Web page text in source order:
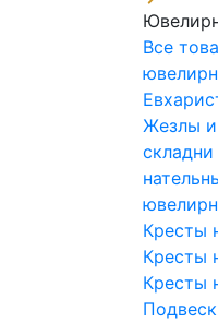
Все
Жезлы
Кресты
Кресты
Кресты